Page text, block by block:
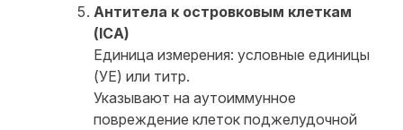
Антитела к островковым клеткам
(ICA)
Единица измерения: условные единицы
(УЕ) или титр.
Указывают на аутоиммунное
повреждение клеток поджелудочной